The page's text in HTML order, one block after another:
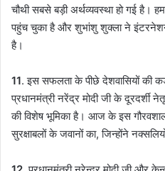
चौथी सबसे बड़ी अर्थव्यवस्था हो गई है।
पहुंच चुका है और शुभांशु शुक्ला ने
है।
11. इस सफलता के पीछे देशवासियों की
प्रधानमंत्री नरेंद्र मोदी जी के दूरदर्शी
की विशेष भूमिका है। आज के इस
सुरक्षाबलों के जवानों का, जिन्होंने